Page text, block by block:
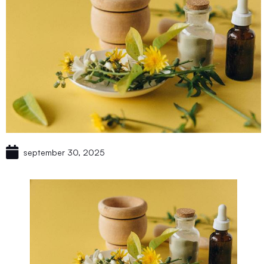
september 30, 2025